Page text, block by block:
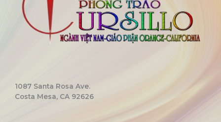
1087 Santa Rosa Ave.
Costa Mesa, CA 92626